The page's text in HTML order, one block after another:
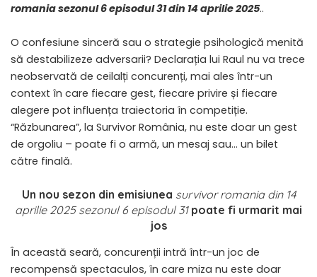
romania sezonul 6 episodul 31 din 14 aprilie 2025..
O confesiune sinceră sau o strategie psihologică menită
să destabilizeze adversarii? Declarația lui Raul nu va trece
neobservată de ceilalți concurenți, mai ales într-un
context în care fiecare gest, fiecare privire și fiecare
alegere pot influența traiectoria în competiție.
“Răzbunarea”, la Survivor România, nu este doar un gest
de orgoliu – poate fi o armă, un mesaj sau… un bilet
către finală.
Un nou sezon din emisiunea survivor romania din 14
aprilie 2025 sezonul 6 episodul 31poate fi urmarit mai
jos
În această seară, concurenții intră într-un joc de
recompensă spectaculos, în care miza nu este doar